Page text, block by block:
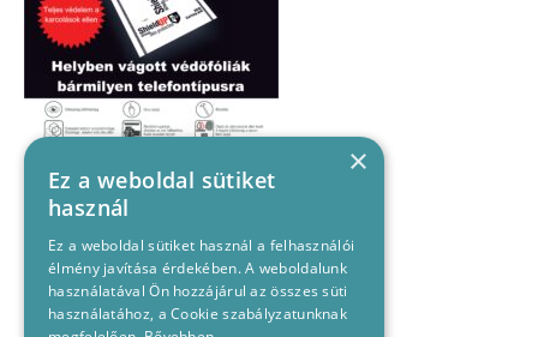
×
Ez a weboldal sütiket
használ
Ez a weboldal sütiket használ a felhasználói
élmény javítása érdekében. A weboldalunk
használatával Ön hozzájárul az összes süti
használatához, a Cookie szabályzatunknak